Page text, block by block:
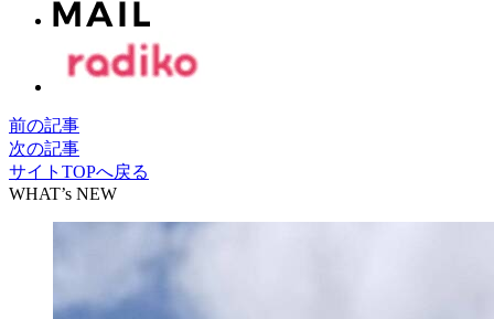
前の記事
次の記事
サイトTOPへ戻る
WHAT’s NEW